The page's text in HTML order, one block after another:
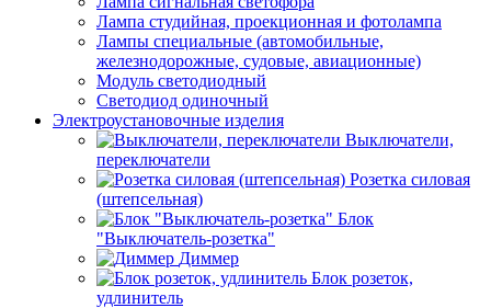
Лампа студийная, проекционная и фотолампа
Лампы специальные (автомобильные,
железнодорожные, судовые, авиационные)
Модуль светодиодный
Светодиод одиночный
Электроустановочные изделия
Выключатели,
переключатели
Розетка силовая
(штепсельная)
Блок
"Выключатель-розетка"
Диммер
Блок розеток,
удлинитель